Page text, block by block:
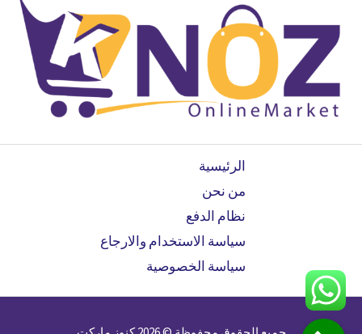
الرئيسية
من نحن
نظام الدفع
سياسة الاستخدام والارجاع
سياسة الخصوصية